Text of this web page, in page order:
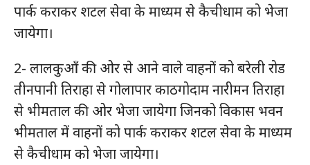
पार्क कराकर शटल सेवा के माध्यम से कैचीधाम को भेजा
जायेगा।
2- लालकुआँ की ओर से आने वाले वाहनों को बरेली रोड
तीनपानी तिराहा से गोलापार काठगोदाम नारीमन तिराहा
से भीमताल की ओर भेजा जायेगा जिनको विकास भवन
भीमताल में वाहनों को पार्क कराकर शटल सेवा के माध्यम
से कैचीधाम को भेजा जायेगा।